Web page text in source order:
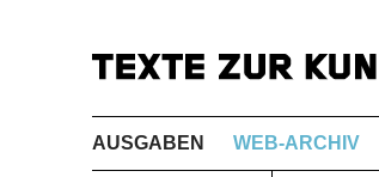
AUSGABEN WEB-ARCHIV